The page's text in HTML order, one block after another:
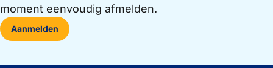
moment eenvoudig afmelden.
Aanmelden